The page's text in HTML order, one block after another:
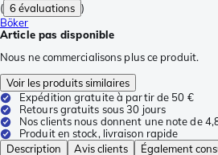
( 6 évaluations )
Böker
Article pas disponible
Nous ne commercialisons plus ce produit.
Voir les produits similaires
Expédition gratuite à partir de 50 €
Retours gratuits sous 30 jours
Nos clients nous donnent une note de
Produit en stock, livraison rapide
Description
Avis clients Également